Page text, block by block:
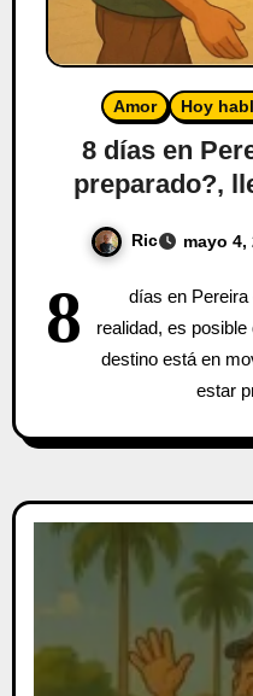
Amor Hoy
8 días en
preparado?,
Ric mayo 4,
8
días en
realidad, es
destino está en
estar